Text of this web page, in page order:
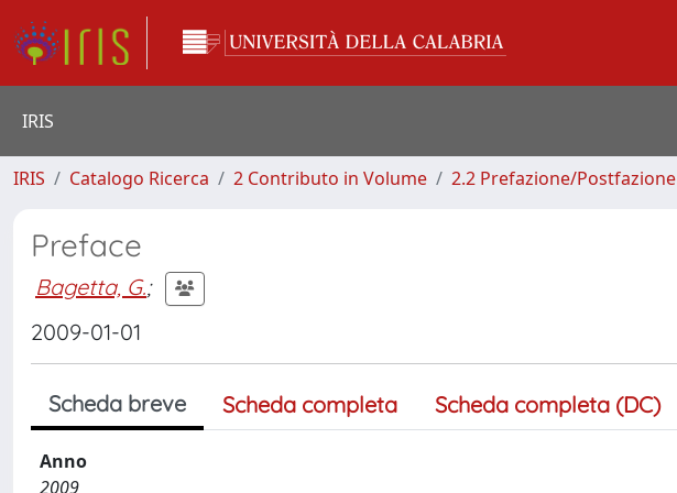
IRIS
IRIS Catalogo Ricerca 2 Contributo in Volume 2.2 Prefazione/Postfazione
Preface
Bagetta, G.;
2009-01-01
Scheda breve Scheda completa Scheda completa (DC)
Anno
2009